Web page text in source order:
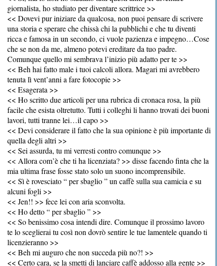
giornalista, ho studiato per diventare scrittrice >>
<< Dovevi pur iniziare da qualcosa, non puoi pensare di scrivere
una storia e sperare che chissà chi la pubblichi e che tu diventi
ricca e famosa in un secondo, ci vuole pazienza e impegno…Cose
che se non da me, almeno potevi ereditare da tuo padre.
Comunque quello mi sembrava l’inizio più adatto per te >>
<< Beh hai fatto male i tuoi calcoli allora. Magari mi avrebbero
tenuta lì vent’anni a fare fotocopie >>
<< Esagerata >>
<< Ho scritto due articoli per una rubrica di cronaca rosa, la più
facile che esista oltretutto. Tutti i colleghi li hanno trovati dei buoni
lavori, tutti tranne lei…il capo >>
<< Devi considerare il fatto che la sua opinione è più importante di
quella degli altri >>
<< Sei assurda, tu mi verresti contro comunque >>
<< Allora com’è che ti ha licenziata? >> disse facendo finta che la
mia ultima frase fosse stato solo un suono incomprensibile.
<< Sì è rovesciato “ per sbaglio ” un caffè sulla sua camicia e su
alcuni fogli >>
<< Jen!! >> fece lei con aria sconvolta.
<< Ho detto “ per sbaglio ” >>
<< So benissimo cosa intendi dire. Comunque il prossimo lavoro
te lo sceglierai tu così non dovrò sentire le tue lamentele quando ti
licenzieranno >>
<< Beh mi auguro che non succeda più no?! >>
<< Certo cara, se la smetti di lanciare caffè addosso alla gente >>